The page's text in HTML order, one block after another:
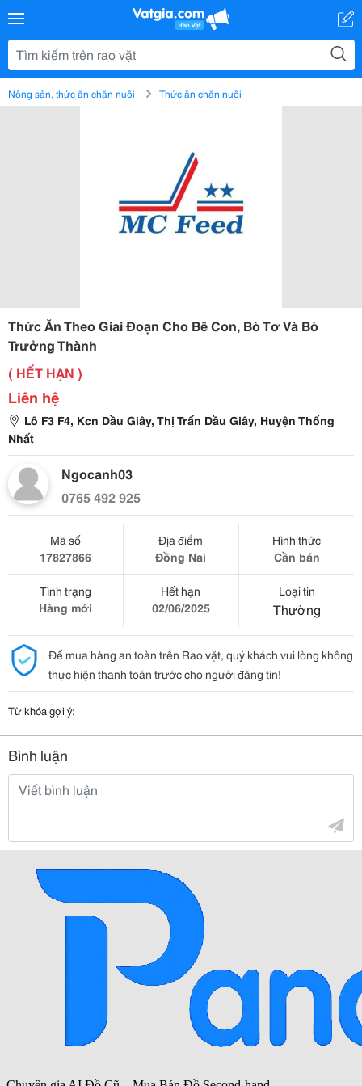
Nông sản, thức ăn chăn nuôi Thức ăn chăn nuôi
Thức Ăn Theo Giai Đoạn Cho Bê Con, Bò Tơ Và Bò
Trưởng Thành
( HẾT HẠN )
Liên hệ
Lô F3 F4, Kcn Dầu Giây, Thị Trấn Dầu Giây, Huyện Thống
Nhất
Ngocanh03
0765 492 925
Mã số
17827866
Địa điểm
Đồng Nai
Hình thức
Cần bán
Tình trạng
Hàng mới
Hết hạn
02/06/2025
Loại tin
Thường
Để mua hàng an toàn trên Rao vặt, quý khách vui lòng không
thực hiện thanh toán trước cho người đăng tin!
Từ khóa gợi ý:
Bình luận